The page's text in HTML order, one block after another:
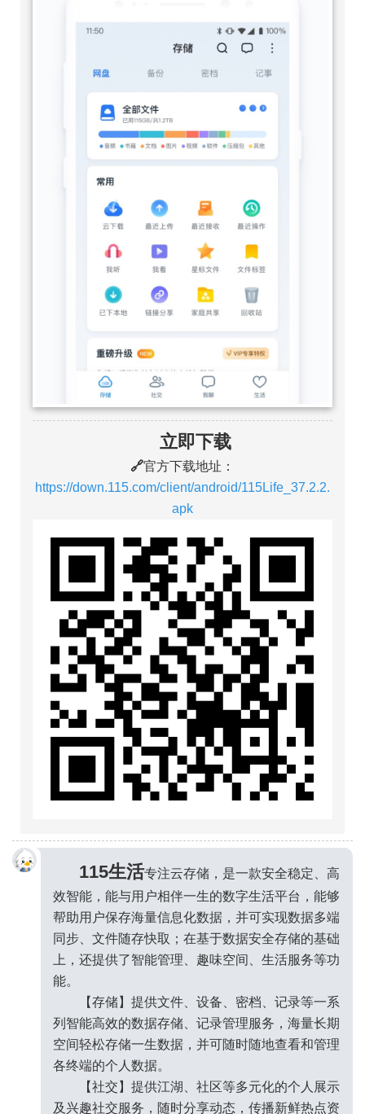
立即下载
🔗官方下载地址：
https://down.115.com/client/android/115Life_37.2.2.
apk
115生活专注云存储，是一款安全稳定、高
效智能，能与用户相伴一生的数字生活平台，能够
帮助用户保存海量信息化数据，并可实现数据多端
同步、文件随存快取；在基于数据安全存储的基础
上，还提供了智能管理、趣味空间、生活服务等功
能。
【存储】提供文件、设备、密档、记录等一系
列智能高效的数据存储、记录管理服务，海量长期
空间轻松存储一生数据，并可随时随地查看和管理
各终端的个人数据。
【社交】提供江湖、社区等多元化的个人展示
及兴趣社交服务，随时分享动态，传播新鲜热点资